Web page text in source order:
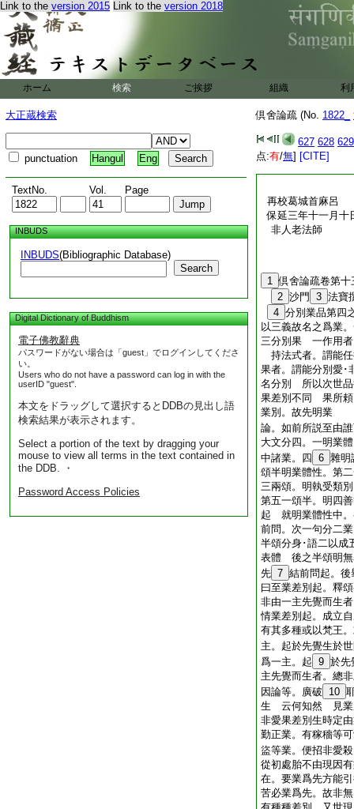
Link to the version 2015 Link to the version 2018
ホーム 検索 ご挨拶 組織 利
大正蔵検索
punctuation Hangul Eng
TextNo. Vol. Page
INBUDS
INBUDS(Bibliographic Database)
Search
Digital Dictionary of Buddhism
電子佛教辭典
パスワードがない場合は「guest」でログインしてくださ
い。
Users who do not have a password can log in with the
userID "guest".
本文をドラッグして選択するとDDBの見出し語
検索結果が表示されます。
Select a portion of the text by dragging your
mouse to view all terms in the text contained in
the DDB. ・
Password Access Policies
倶舍論疏 (No. 1822_
627 628 629
点:有/無] [CITE]
再校葛城首麻呂
保延三年十一月十
非人老法師
1 倶舍論疏卷第十
2 沙門 3 法
4 分別業品第四
以三義故名之爲業
三分別果 一作用者
持法式者。謂能
果者。謂能分別愛
名分別 所以次世品
果差別不同 果所頼
業別。故先明業
論。如前所説至由
大文分四。一明業
中諸業。四 6 雜
頌半明業體性。第
三兩頌。明執受類
第五一頌半。明四
起 就明業體性中。
前問。次一句分二
半頌分身･語二以成
表體 後之半頌明
先 7 結前問起。
曰至業差別起。
非由一主先覺而生
情業差別起。成立
有其多種或以梵王
主。起於先覺生於
爲一主。起 9 於
主先覺而生者。總
因論等。廣破
10
生 云何知然 見業
非愛果差別生時定
勤正業。有稼穡等
盜等業。便招非愛
從初處胎不由現因
在。要業爲先方能
苦必業爲先。故非